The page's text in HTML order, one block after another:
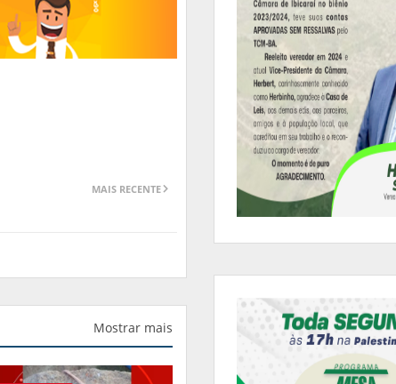
MAIS RECENTE
Mostrar mais